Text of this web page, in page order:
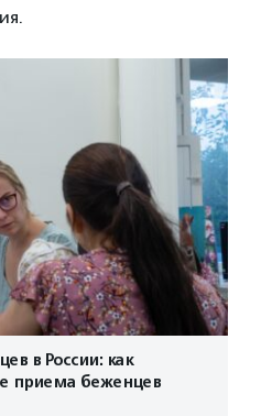
в России: как
приема беженцев